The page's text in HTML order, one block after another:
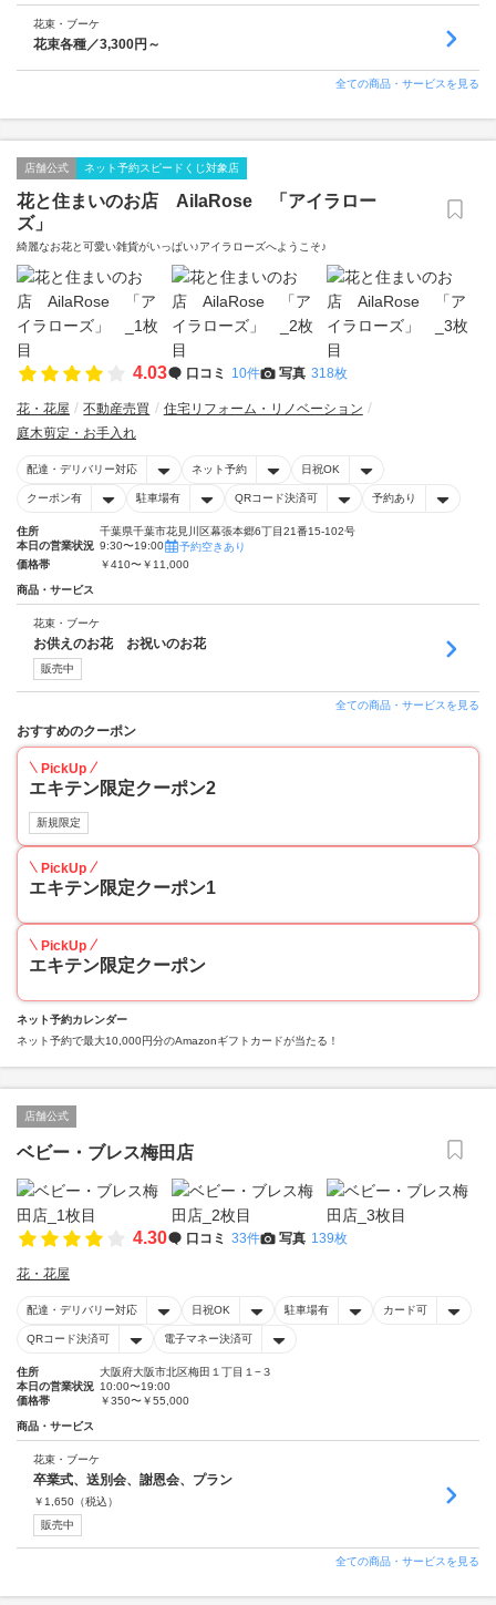
花束・ブーケ
花束各種／3,300円～
全ての商品・サービスを見る
店舗公式 ネット予約スピードくじ対象店
花と住まいのお店 AilaRose 「アイラロー
ズ」
綺麗なお花と可愛い雑貨がいっぱい♪アイラローズへようこそ♪
4.03 口コミ 10件 写真 318枚
花・花屋 不動産売買
住宅リフォーム・リノベーション
庭木剪定・お手入れ
配達・デリバリー対応 ネット予約 日祝OK
クーポン有 駐車場有 QRコード決済可 予約あり
住所
千葉県千葉市花見川区幕張本郷6丁目21番15-102号
本日の営業状況 9:30〜19:00
予約空きあり
価格帯
￥410〜￥11,000
商品・サービス
花束・ブーケ
お供えのお花 お祝いのお花
販売中
全ての商品・サービスを見る
おすすめのクーポン
PickUp
エキテン限定クーポン2
新規限定
PickUp
エキテン限定クーポン1
PickUp
エキテン限定クーポン
ネット予約カレンダー
ネット予約で最大10,000円分のAmazonギフトカードが当たる！
店舗公式
ベビー・ブレス梅田店
4.30 口コミ 33件 写真 139枚
花・花屋
配達・デリバリー対応 日祝OK 駐車場有 カード可
QRコード決済可 電子マネー決済可
住所
大阪府大阪市北区梅田１丁目１−３
本日の営業状況 10:00〜19:00
価格帯
￥350〜￥55,000
商品・サービス
花束・ブーケ
卒業式、送別会、謝恩会、プラン
￥ 1,650 （税込）
販売中
全ての商品・サービスを見る